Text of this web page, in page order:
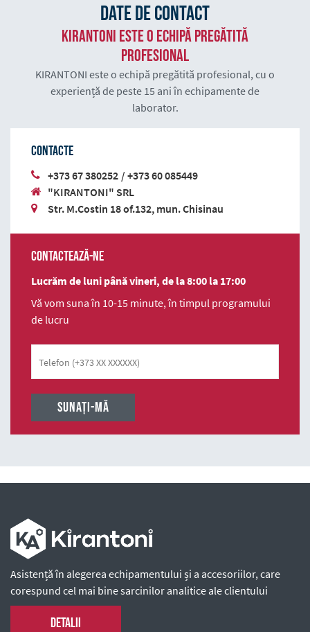
Date de contact
KIRANTONI este o echipă pregătită
profesional
KIRANTONI este o echipă pregătită profesional, cu o
experiență de peste 15 ani în echipamente de
laborator.
Contacte
+373 67 380252 / +373 60 085449
"KIRANTONI" SRL
Str. M.Costin 18 of.132, mun. Chisinau
Contactează-ne
Lucrăm de luni până vineri, de la 8:00 la 17:00
Vă vom suna în 10-15 minute, în timpul programului
de lucru
Asistență în alegerea echipamentului și a accesoriilor, care
corespund cel mai bine sarcinilor analitice ale clientului
Detalii